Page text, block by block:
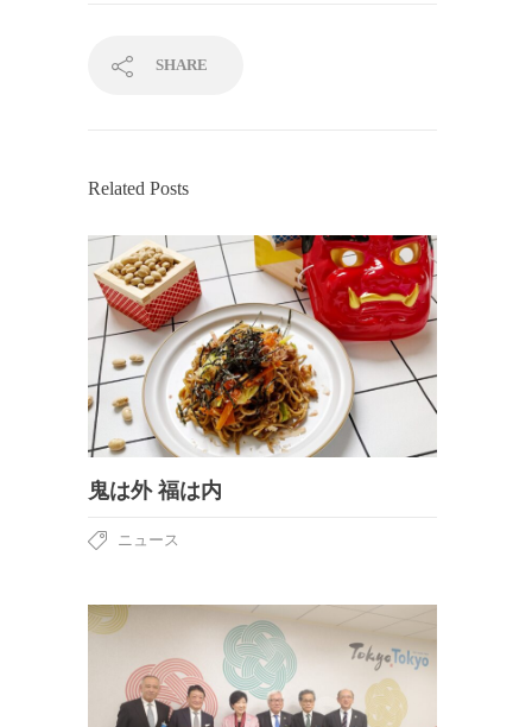
SHARE
Related Posts
鬼は外 福は内
ニュース